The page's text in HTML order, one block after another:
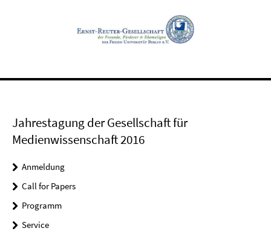
Jahrestagung der Gesellschaft für
Medienwissenschaft 2016
Anmeldung
Call for Papers
Programm
Service